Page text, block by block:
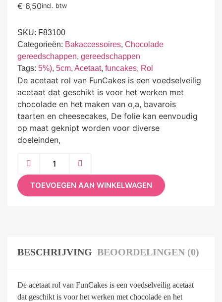
€ 6,50incl. btw
SKU: F83100
Categorieën: Bakaccessoires, Chocolade
gereedschappen, gereedschappen
Tags: 5%), 5cm, Acetaat, funcakes, Rol
De acetaat rol van FunCakes is een voedselveilig
acetaat dat geschikt is voor het werken met
chocolade en het maken van o,a, bavarois
taarten en cheesecakes, De folie kan eenvoudig
op maat geknipt worden voor diverse
doeleinden,
TOEVOEGEN AAN WINKELWAGEN
BESCHRIJVING BEOORDELINGEN (0)
De acetaat rol van FunCakes is een voedselveilig acetaat
dat geschikt is voor het werken met chocolade en het